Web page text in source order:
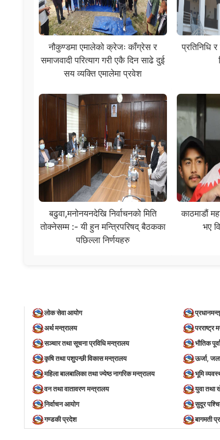
नौकुण्डमा एमालेको क्रेजः काँग्रेस र
समाजवादी परित्याग गरी एकै दिन साढे दुई
सय व्यक्ति एमालेमा प्रवेश
प्रतिनिधि
बढुवा,मनोनयनदेखि निर्वाचनको मिति
तोक्नेसम्म :- यी हुन मन्त्रिपरिषद् बैठकका
पछिल्ला निर्णयहरु
काठमाडौं
भए
लोक सेवा आयोग
अर्थ मन्त्रालय
परराष्ट्र
सञ्‍चार तथा सूचना प्रविधि मन्त्रालय
भौतिक
कृषि तथा पशुपन्छी विकास मन्त्रालय
ऊर्जा,
महिला बालबालिका तथा ज्येष्ठ नागरिक मन्त्रालय
भूमि
वन तथा वातावरण मन्त्रालय
युवा तथा
निर्वाचन आयोग
सुदूर
गण्डकी प्रदेश
बागमती